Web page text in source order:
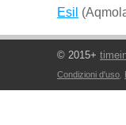
Esil
© 2015+
Condizioni d'uso,